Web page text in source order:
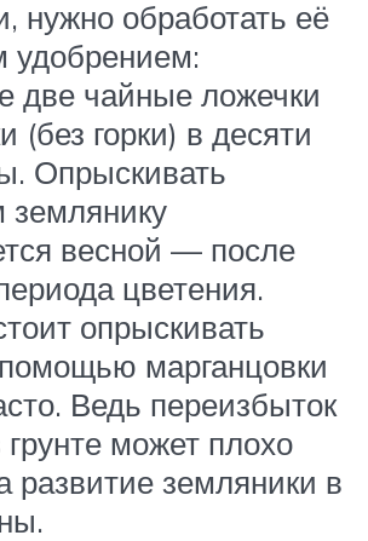
нужно обработать её
две чайные ложечки
(без горки) в десяти
Опрыскивать
землянику
весной — после
цветения.
опрыскивать
марганцовки
Ведь переизбыток
может плохо
развитие земляники в